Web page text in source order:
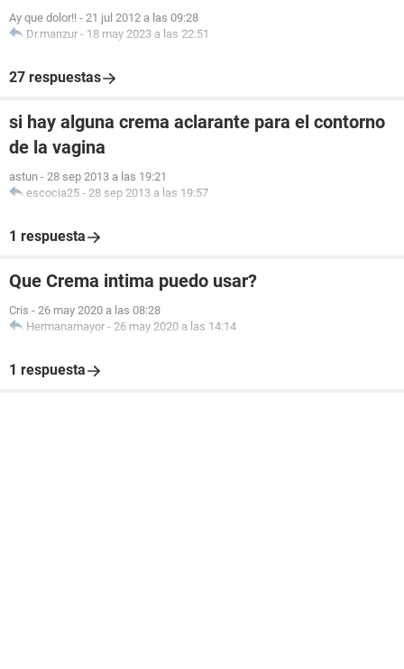
Ay que dolor!! - 21 jul 2012 a las 09:28
Dr.manzur - 18 may 2023 a las 22:51
27 respuestas
si hay alguna crema aclarante para el contorno
de la vagina
astun - 28 sep 2013 a las 19:21
escocia25 - 28 sep 2013 a las 19:57
1 respuesta
Que Crema intima puedo usar?
Cris - 26 may 2020 a las 08:28
Hermanamayor - 26 may 2020 a las 14:14
1 respuesta